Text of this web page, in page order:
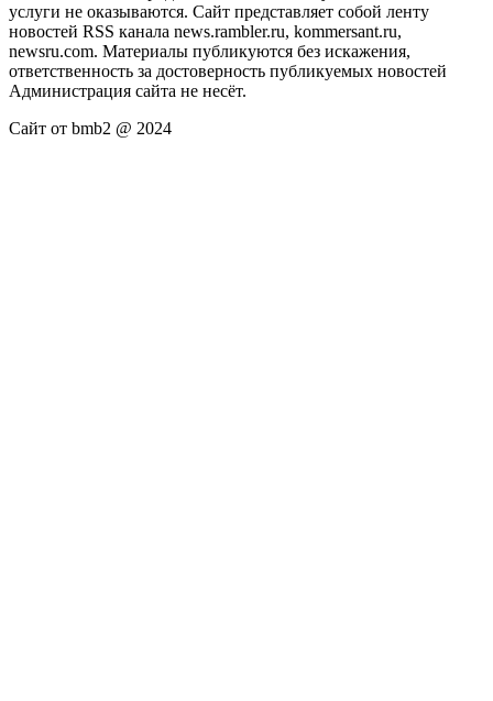
услуги не оказываются. Сайт представляет собой ленту
новостей RSS канала news.rambler.ru, kommersant.ru,
newsru.com. Материалы публикуются без искажения,
ответственность за достоверность публикуемых новостей
Администрация сайта не несёт.
Сайт от bmb2 @ 2024